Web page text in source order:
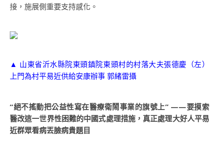
接，施展側重要支持感化。
▲ 山東省沂水縣院東頭鎮院東頭村的村落大夫張德慶（左）
上門為村平易近供給安康辦事 郭緒雷攝
“絕不搖動把公益性寫在醫療衛鬧事業的旗號上” ——要摸索
醫改這一世界性困難的中國式處理措施，真正處理大好人平易
近群眾看病丟臉病貴題目